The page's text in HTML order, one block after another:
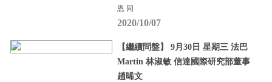
恩 同
2020/10/07
【繼續問盤】 9月30日 星期三 法巴
Martin 林淑敏 信達國際研究部董事
趙晞文